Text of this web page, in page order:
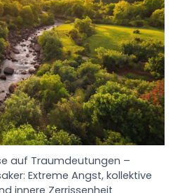
auf Traumdeutungen –
Extreme Angst, kollektive